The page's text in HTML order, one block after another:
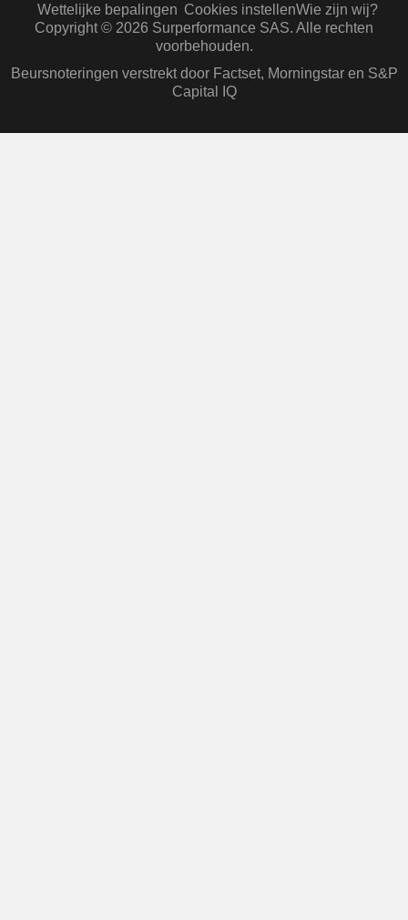
Wettelijke bepalingen Cookies instellenWie zijn wij?
Copyright © 2026 Surperformance SAS. Alle rechten
voorbehouden.
Beursnoteringen verstrekt door Factset, Morningstar en S&P
Capital IQ